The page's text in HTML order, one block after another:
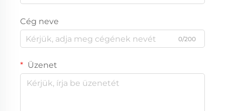
Cég neve
0/200
Üzenet